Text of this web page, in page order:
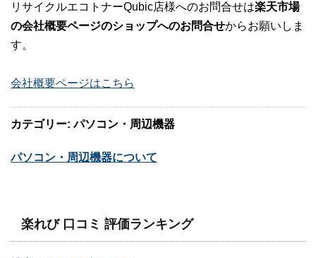
リサイクルエコトナーQubic店様へのお問合せは楽天市場
の会社概要ページのショップへのお問合せからお願いしま
す。
会社概要ページはこちら
カテゴリー: パソコン・周辺機器
パソコン・周辺機器について
楽れび 口コミ 評価ランキング